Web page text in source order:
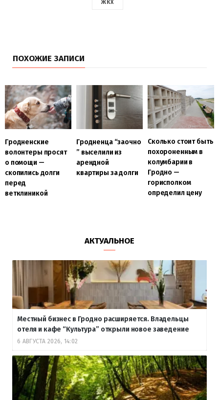
ЖКХ
ПОХОЖИЕ ЗАПИСИ
Гродненские
волонтеры просят
о помощи —
скопились долги
перед
ветклиникой
Гродненца “заочно
” выселили из
арендной
квартиры за долги
Сколько стоит быть
похороненным в
колумбарии в
Гродно —
горисполком
определил цену
АКТУАЛЬНОЕ
Местный бизнес в Гродно расширяется. Владельцы
отеля и кафе “Культура” открыли новое заведение
6 АВГУСТА 2026, 14:02